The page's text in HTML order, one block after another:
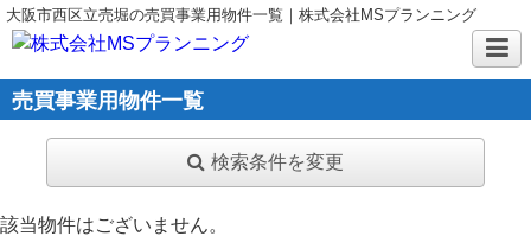
大阪市西区立売堀の売買事業用物件一覧｜株式会社MSプランニング
売買事業用物件一覧
検索条件を変更
該当物件はございません。